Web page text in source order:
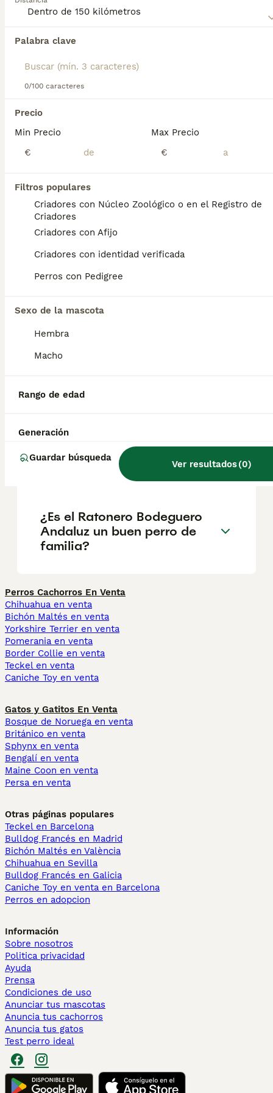
Palabra clave
0/100 caracteres
Precio
Min Precio
€
Max Precio
€
Filtros populares
Criadores con Núcleo Zoológico o en el Registro de
Criadores
Criadores con Afijo
Criadores con identidad verificada
Perros con Pedigree
Sexo de la mascota
Hembra
Macho
Rango de edad
Generación
Guardar búsqueda
Ver resultados(0)
adaptándose bien tanto a la vida en el campo como en la
Encontramos 0 Ratonero Bodeguero Andaluz
Si deseas exactamente esta búsqueda guarda tu
búsqueda y espera el resultado perfecto:
Preguntas frecuentes
¿Cuánto cuesta un ratonero
bodeguero andaluz?
El coste de adquisición de esta raza puede
variar según factores como el pedigrí, la
reputación del criador y la ubicación
geográfica. Es fundamental acudir a
Informarse bien y comparar opciones antes
decisión.
ratonero bodeguero
¿Qué diferencia hay entre
ratonero y bodeguero?
¿Es el Ratonero Bodeguero
Andaluz un buen perro de
familia?
Perros Cachorros En Venta
Chihuahua en venta
Bichón Maltés en venta
Yorkshire Terrier en venta
Pomerania en venta
Border Collie en venta
Teckel en venta
Caniche Toy en venta
Gatos y Gatitos En Venta
Bosque de Noruega en venta
Británico en venta
Sphynx en venta
Bengalí en venta
Maine Coon en venta
Persa en venta
Otras páginas populares
Teckel en Barcelona
Bulldog Francés en Madrid
Bichón Maltés en València
Chihuahua en Sevilla
Bulldog Francés en Galicia
Caniche Toy en venta en Barcelona
Perros en adopcion
Información
Sobre nosotros
Politica privacidad
Ayuda
Prensa
Condiciones de uso
Anunciar tus mascotas
Anuncia tus cachorros
Anuncia tus gatos
Test perro ideal